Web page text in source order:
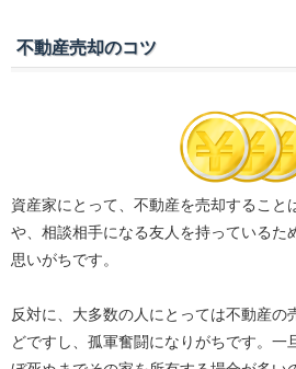
不動産売却のコツ
資産家にとって、不動産を売却すること
や、相談相手になる友人を持っているた
思いがちです。
反対に、大多数の人にとっては不動産の
どですし、孤軍奮闘になりがちです。一